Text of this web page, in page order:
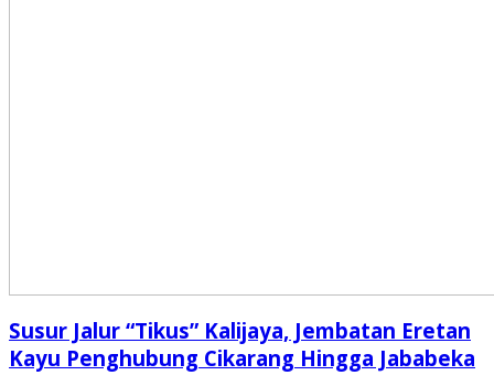
Susur Jalur “Tikus” Kalijaya, Jembatan Eretan
Kayu Penghubung Cikarang Hingga Jababeka